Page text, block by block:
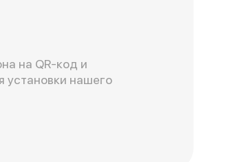
на QR-код и
установки нашего